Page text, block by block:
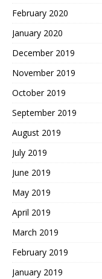
February 2020
January 2020
December 2019
November 2019
October 2019
September 2019
August 2019
July 2019
June 2019
May 2019
April 2019
March 2019
February 2019
January 2019